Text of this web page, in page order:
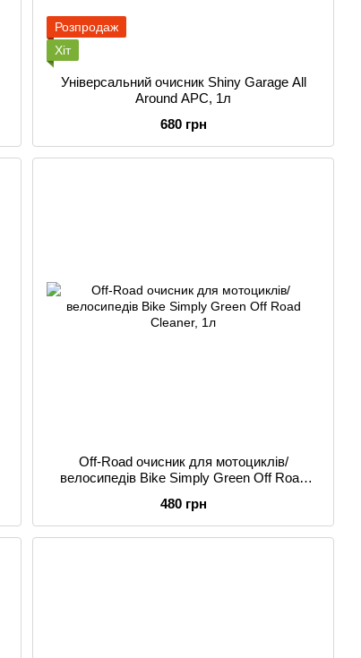
Розпродаж
Хіт
Універсальний очисник Shiny Garage All
Around APC, 1л
680 грн
Off-Road очисник для мотоциклів/
велосипедів Bike Simply Green Off Road
480 грн